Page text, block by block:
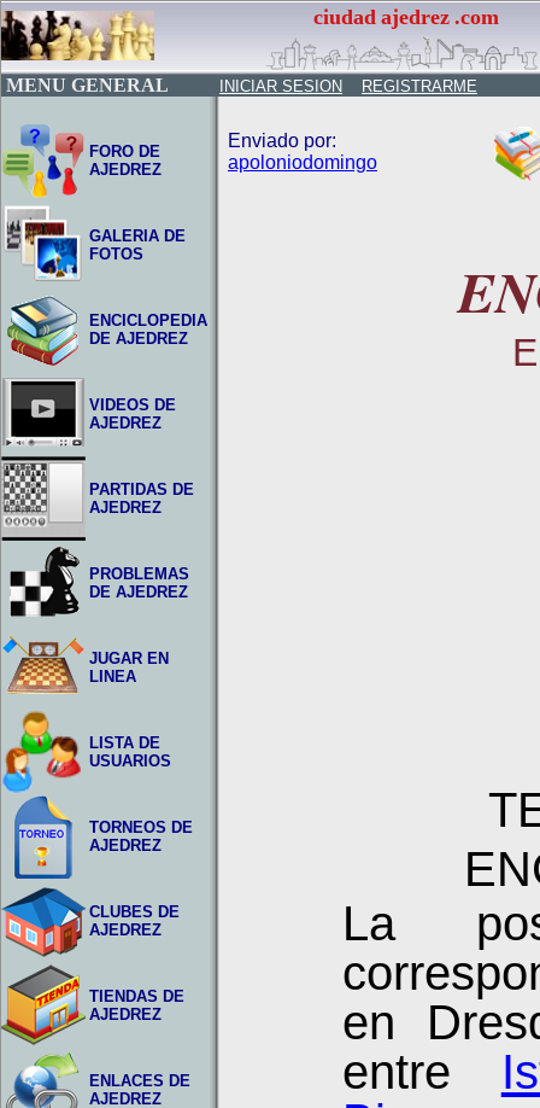
ciudad ajedrez .com
MENU GENERAL INICIAR SESION REGISTRARME
FORO DE
AJEDREZ
GALERIA DE
FOTOS
ENCICLOPEDIA
DE AJEDREZ
VIDEOS DE
AJEDREZ
PARTIDAS DE
AJEDREZ
PROBLEMAS
DE AJEDREZ
JUGAR EN
LINEA
LISTA DE
USUARIOS
TORNEOS DE
AJEDREZ
CLUBES DE
AJEDREZ
TIENDAS DE
AJEDREZ
ENLACES DE
AJEDREZ
Enviado por:
apoloniodomingo
La
en
entre